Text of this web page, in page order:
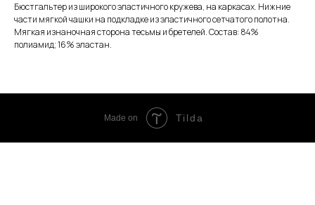
Бюстгальтер из широкого эластичного кружева, на каркасах. Нижние
части мягкой чашки на подкладке из эластичного сетчатого полотна.
Мягкая изнаночная сторона тесьмы и бретелей. Состав: 84%
полиамид; 16% эластан.
Made on Tilda